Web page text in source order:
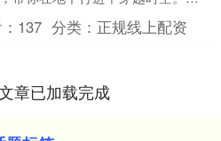
车厢都有不同主题，在第7节车
客还可以“....
137 分类： 正规线上配资
章已加载完成